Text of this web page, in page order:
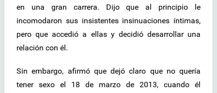
en una gran carrera. Dijo que al principio le
incomodaron sus insistentes insinuaciones íntimas,
pero que accedió a ellas y decidió desarrollar una
relación con él.
Sin embargo, afirmó que dejó claro que no quería
tener sexo el 18 de marzo de 2013, cuando él